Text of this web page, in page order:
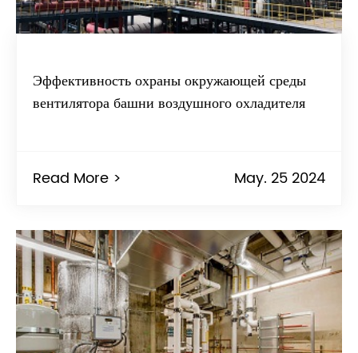
Эффективность охраны окружающей среды
вентилятора башни воздушного охладителя
Read More > May. 25 2024